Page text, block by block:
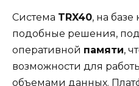
Система TRX40, на базе
подобные решения,
оперативной памяти,
возможности для
объемами данных.